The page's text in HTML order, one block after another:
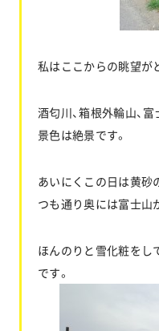
私はここからの眺望が
酒匂川、箱根外輪山、
景色は絶景です。
あいにくこの日は黄砂
つも通り奥には富士山
ほんのりと雪化粧をし
です。